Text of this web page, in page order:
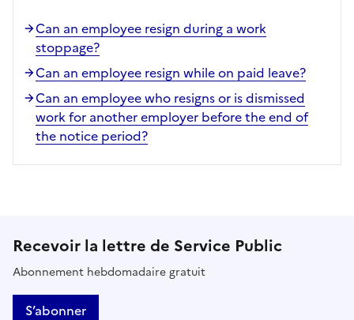
Can an employee resign during a work
stoppage?
Can an employee resign while on paid leave?
Can an employee who resigns or is dismissed
work for another employer before the end of
the notice period?
Recevoir la lettre de Service Public
Abonnement hebdomadaire gratuit
S’abonner